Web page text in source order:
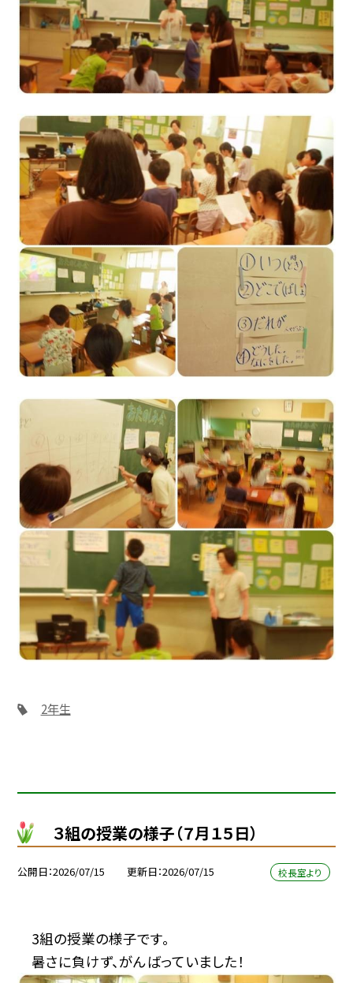
2年生
３組の授業の様子（７月１５日）
公開日 2026/07/15 更新日 2026/07/15 校長室より
3組の授業の様子です。
暑さに負けず、がんばっていました！